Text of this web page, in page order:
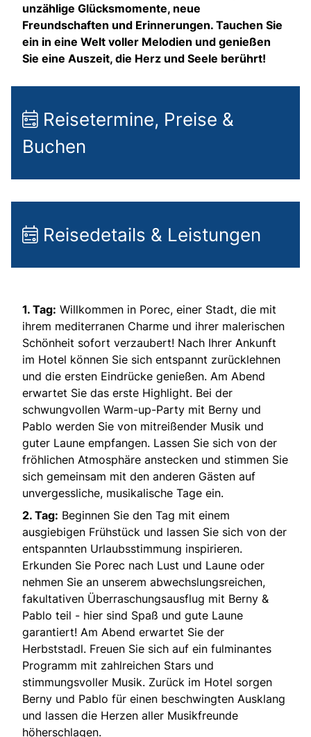
unzählige Glücksmomente, neue
Freundschaften und Erinnerungen. Tauchen Sie
ein in eine Welt voller Melodien und genießen
Sie eine Auszeit, die Herz und Seele berührt!
Reisetermine, Preise &
Buchen
Reisedetails & Leistungen
1. Tag: Willkommen in Porec, einer Stadt, die mit
ihrem mediterranen Charme und ihrer malerischen
Schönheit sofort verzaubert! Nach Ihrer Ankunft
im Hotel können Sie sich entspannt zurücklehnen
und die ersten Eindrücke genießen. Am Abend
erwartet Sie das erste Highlight. Bei der
schwungvollen Warm-up-Party mit Berny und
Pablo werden Sie von mitreißender Musik und
guter Laune empfangen. Lassen Sie sich von der
fröhlichen Atmosphäre anstecken und stimmen Sie
sich gemeinsam mit den anderen Gästen auf
unvergessliche, musikalische Tage ein.
2. Tag: Beginnen Sie den Tag mit einem
ausgiebigen Frühstück und lassen Sie sich von der
entspannten Urlaubsstimmung inspirieren.
Erkunden Sie Porec nach Lust und Laune oder
nehmen Sie an unserem abwechslungsreichen,
fakultativen Überraschungsausflug mit Berny &
Pablo teil - hier sind Spaß und gute Laune
garantiert! Am Abend erwartet Sie der
Herbststadl. Freuen Sie sich auf ein fulminantes
Programm mit zahlreichen Stars und
stimmungsvoller Musik. Zurück im Hotel sorgen
Berny und Pablo für einen beschwingten Ausklang
und lassen die Herzen aller Musikfreunde
höherschlagen.